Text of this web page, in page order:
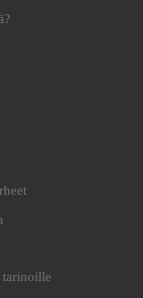
tarinoille